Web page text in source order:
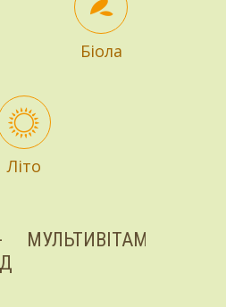
Біола
Літо
МУЛЬТИВІТАМІН